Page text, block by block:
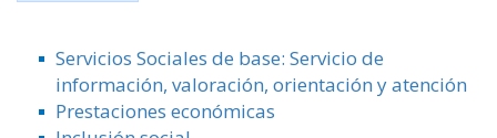
Servicios Sociales de base: Servicio de
información, valoración, orientación y atención
Prestaciones económicas